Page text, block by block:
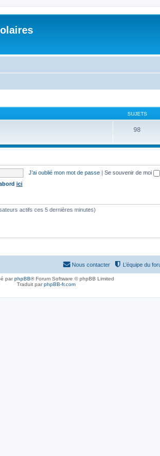
SUJETS
98
J’ai oublié mon mot de passe | Se souvenir de moi
ici
actifs ces 5 dernières minutes)
L’équipe du
Nous contacter
parphpBB® Forum Software © phpBB Limited
Traduit parphpBB-fr.com